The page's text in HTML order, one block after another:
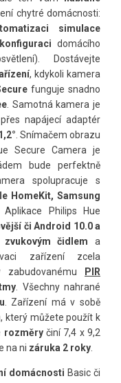
chytré domácnosti:
simulace
domácího
Dostávejte
, kdykoli kamera
funguje snadno
. Samotná kamera je
přes napájecí adaptér
. Snímačem obrazu
Secure Camera je
bude perfektně
spolupracuje s
HomeKit, Samsung
Aplikace Philips Hue
či Android 10.0 a
zvukovým čidlem a
zařízení zcela
zabudovanému
PIR
. Všechny nahrané
. Zařízení má v sobě
, který můžete použít k
rozměry činí 7,4 x 9,2
na ni záruka 2 roky
domácnosti Basic či